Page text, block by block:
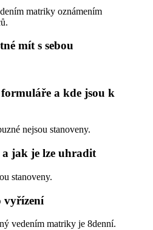
matriky oznámením
mít s sebou
a kde jsou k
nejsou stanoveny.
jak je lze uhradit
stanoveny.
vyřízení
vedením matriky je 8denní.